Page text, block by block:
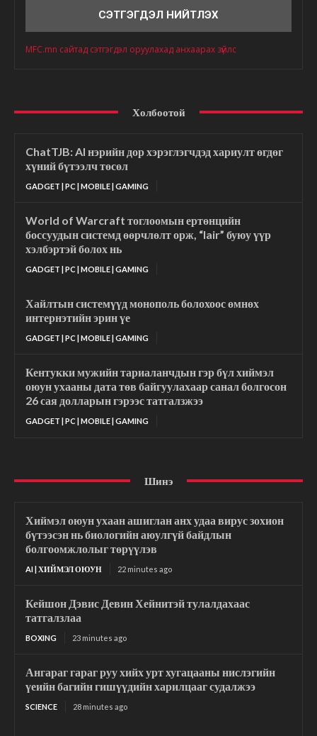
MFC.mn сайтад сэтгэгдэл оруулахад анхаарах зүйлс
Холбоотой
ChatTJB: AI нэрийн дор хэрэглэгчдэд хариулт өгдөг
хүний бүтээлч төсөл
GADGET | PC | MOBILE | GAMING
World of Warcraft тоглоомын ертөнцийн
боссуудын системд өөрчлөлт орж, “lair” буюу үүр
хэлбэртэй болох нь
GADGET | PC | MOBILE | GAMING
Хайлтын системүүд монополь болохоос өмнөх
интернэтийн эрин үе
GADGET | PC | MOBILE | GAMING
Кентукки мужийн тариаланчдын гэр бүл хиймэл
оюун ухааны дата төв байгуулахаар санал болгосон
26 сая долларын гэрээс татгалзжээ
GADGET | PC | MOBILE | GAMING
Шинэ
Хиймэл оюун ухаан ашиглан анх удаа вирус зохион
бүтээсэн нь биологийн аюулгүй байдлын
болгоомжлолыг төрүүлэв
AI | ХИЙМЭЛ ОЮУН 22 minutes ago
Кейшон Дэвис Девин Хейнитэй тулалдахаас
татгалзлаа
BOXING 23 minutes ago
Ангараг гараг руу хийх урт хугацааны нислэгийн
үеийн багийн гишүүдийн харилцааг судалжээ
SCIENCE 28 minutes ago